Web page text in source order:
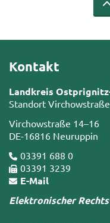
Kontakt
Landkreis
Standort
Virchowstraße 14–16
DE-16816 Neuruppin
03391 688 0
03391 3239
E-Mail
Elektronischer